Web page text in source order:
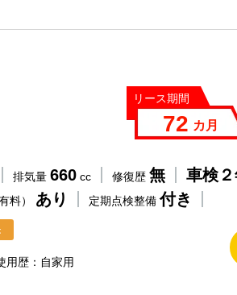
リース期間
72 カ月
排気量 660 cc 修復歴 無 車検
料） あり 定期点検整備付き
用歴：自家用